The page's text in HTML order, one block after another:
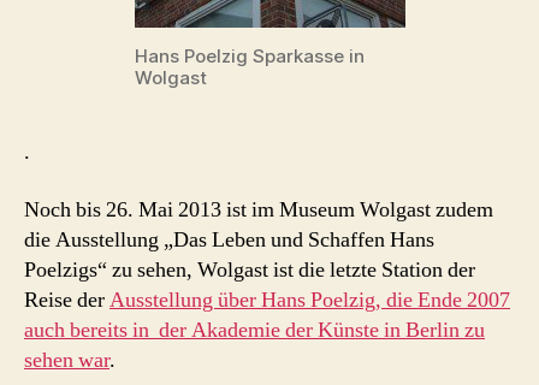
Hans Poelzig Sparkasse in
Wolgast
.
Noch bis 26. Mai 2013 ist im Museum Wolgast zudem
die Ausstellung „Das Leben und Schaffen Hans
Poelzigs“ zu sehen, Wolgast ist die letzte Station der
Reise derAusstellung über Hans Poelzig, die Ende 2007
auch bereits in der Akademie der Künste in Berlin zu
sehen war.